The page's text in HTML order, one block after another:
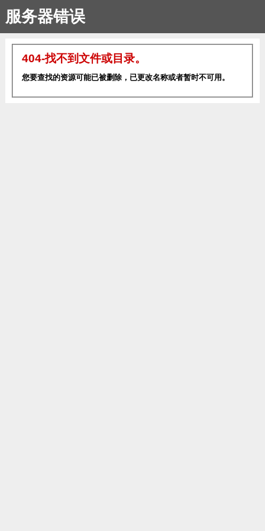
服务器错误
404-找不到文件或目录。
您要查找的资源可能已被删除，已更改名称或者暂时不可用。